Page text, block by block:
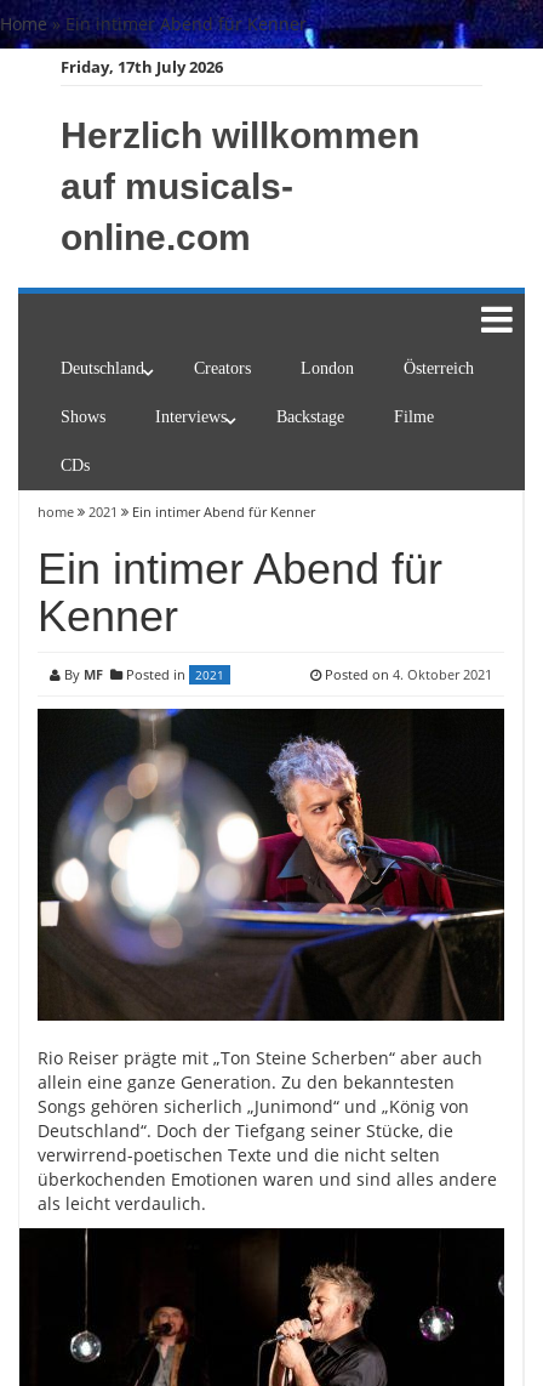
Skip
to
Home» Ein intimer Abend für Kenner
Friday, 17th July 2026
Herzlich willkommen
auf musicals-
online.com
Deutschland Creators London Österreich
Shows Interviews Backstage Filme
CDs
home 2021 Ein intimer Abend für Kenner
Ein intimer Abend für
Kenner
By MF Posted in 2021 Posted on 4. Oktober 2021
Rio Reiser prägte mit „Ton Steine Scherben“ aber auch
allein eine ganze Generation. Zu den bekanntesten
Songs gehören sicherlich „Junimond“ und „König von
Deutschland“. Doch der Tiefgang seiner Stücke, die
verwirrend-poetischen Texte und die nicht selten
überkochenden Emotionen waren und sind alles andere
als leicht verdaulich.